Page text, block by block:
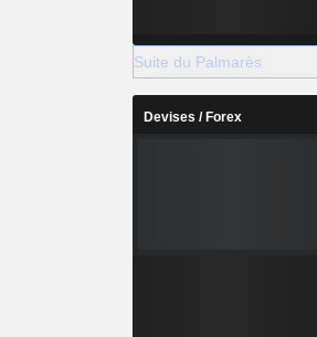
Suite du Palmarès
Devises / Forex